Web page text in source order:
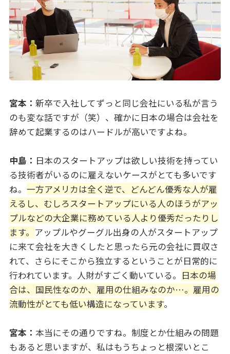
宮本： 新卒で入社してずっと同じ会社にいる私が言う
のも変な話ですが（笑）、確かに日本の場合は会社を
辞めて起業するのはハードルが高いですよね。
中島： 日本のスタートアップは欲しい技術を持ってい
る技術者がいるのに雇えないケースがとても多いです
ね。 一方アメリカは全く逆で、どんどん優秀な人が雇
えるし、むしろスタートアップにいる人のほうがアッ
プルなどの大企業に務めている人より優秀だったりし
ます。 アップルやグーグル出身の人がスタートアップ
に来て会社を大きくしたと思ったら元の会社に買収さ
れて、さらにそこから独立するということが日常的に
行われています。人財がすごく動いている。 日本の場
合は、国民性なのか、雇用の仕組みなのか…。雇用の
流動性がとても低い構造になっています。
宮本： 本当にその通りですね。制度とか仕組みの問題
もあると思いますが、私はもうちょっと根深いとこ